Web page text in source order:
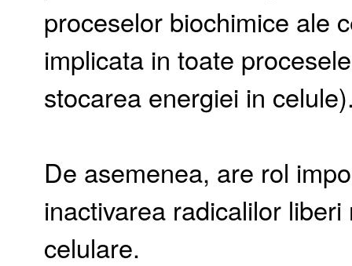
proceselor biochimice ale
implicata in toate
stocarea energiei in
De asemenea, are rol
inactivarea radicalilor
celulare.